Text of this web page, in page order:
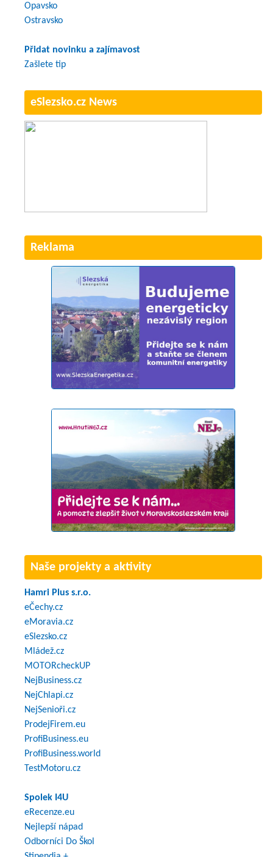
Opavsko
Ostravsko
Přidat novinku a zajímavost
Zašlete tip
eSlezsko.cz News
Reklama
Naše projekty a aktivity
Hamri Plus s.r.o.
eČechy.cz
eMoravia.cz
eSlezsko.cz
Mládež.cz
MOTORcheckUP
NejBusiness.cz
NejChlapi.cz
NejSenioři.cz
ProdejFirem.eu
ProfiBusiness.eu
ProfiBusiness.world
TestMotoru.cz
Spolek I4U
eRecenze.eu
Nejlepší nápad
Odborníci Do Škol